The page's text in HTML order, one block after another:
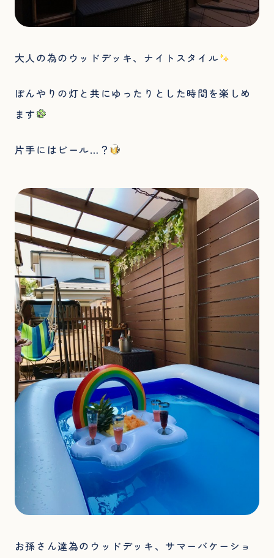
大人の為のウッドデッキ、ナイトスタイル
ぼんやりの灯と共にゆったりとした時間を楽しめ
ます
片手にはビール…？
お孫さん達為のウッドデッキ、サマーバケーショ